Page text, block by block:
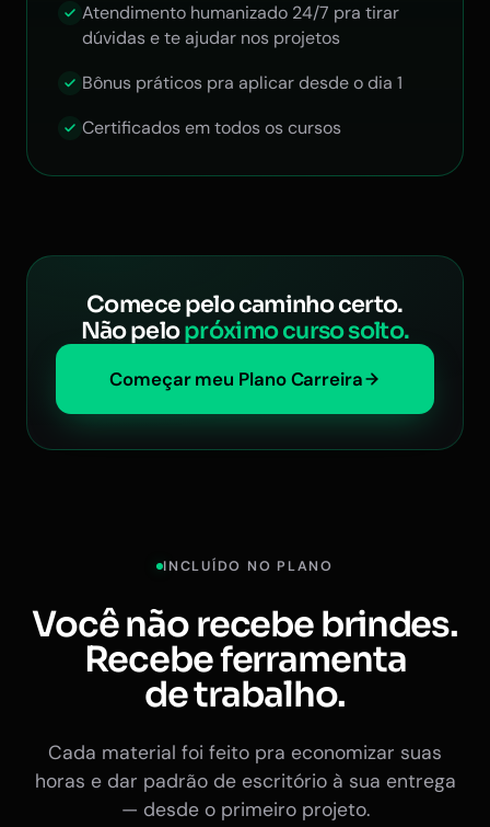
Atendimento humanizado 24/7 pra tirar
dúvidas e te ajudar nos projetos
Bônus práticos pra aplicar desde o dia 1
Certificados em todos os cursos
Comece pelo caminho certo.
Não pelopróximo curso solto.
Começar meu Plano Carreira
INCLUÍDO NO PLANO
Você não recebe brindes.
Recebe ferramenta
de trabalho.
Cada material foi feito pra economizar suas
horas e dar padrão de escritório à sua entrega
— desde o primeiro projeto.